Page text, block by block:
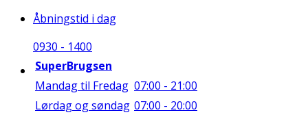
Åbningstid i dag
0930 - 1400
SuperBrugsen
Mandag til Fredag 07:00 - 21:00
Lørdag og søndag 07:00 - 20:00